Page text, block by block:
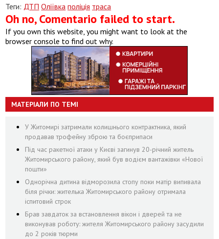
Теги: ДТП Оліївка поліція траса
Oh no, Comentario failed to start.
If you own this website, you might want to look at the
browser console to find out why.
МАТЕРІАЛИ ПО ТЕМІ
У Житомирі затримали колишнього контрактника, який
продавав трофейну зброю та боєприпаси
Під час ракетної атаки у Києві загинув 20-річний житель
Житомирського району, який був водієм вантажівки «Нової
пошти»
Однорічна дитина відморозила стопу поки матір випивала
біля річки: жителька Житомирського району отримала
іспитовий строк
Брав завдаток за встановлення вікон і дверей та не
виконував роботу: жителя Житомирського району засудили
до 2 років тюрми